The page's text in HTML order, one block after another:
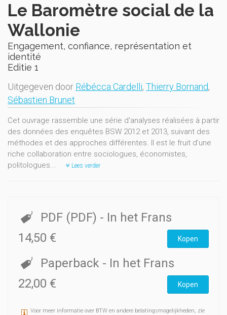
Le Baromètre social de la
Wallonie
Engagement, confiance, représentation et
identité
Editie 1
Uitgegeven door Rébécca Cardelli, Thierry Bornand,
Sébastien Brunet
Cet ouvrage rassemble une série d'analyses réalisées à partir
des données des enquêtes BSW 2012 et 2013, suivant des
méthodes et des approches différentes. Il est le fruit d’une
riche collaboration entre sociologues, économistes,
politologues...
Lees verder
PDF (PDF) - In het Frans
14,50 €
Kopen
Paperback - In het Frans
22,00 €
Kopen
Voor meer informatie over BTW en andere belatingsmogelijkheden, zie